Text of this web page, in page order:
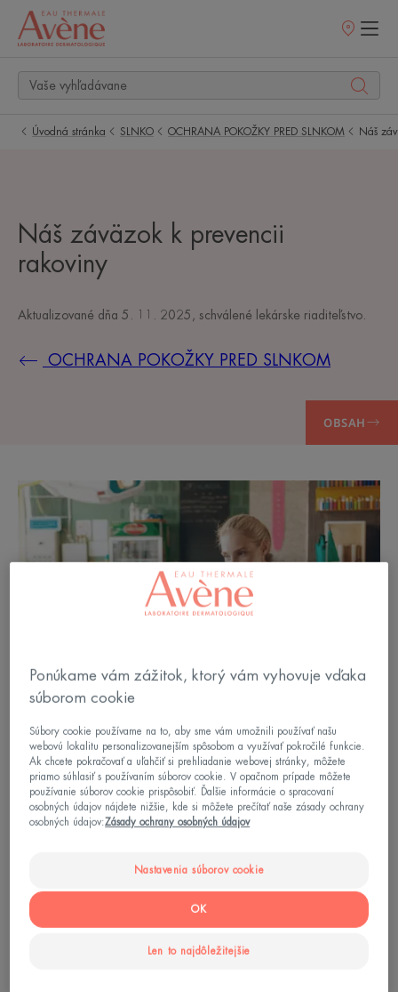
Predajné
Úvodná stránka SLNKO OCHRANA POKOŽKY PRED SLNKOM Náš
Náš záväzok k prevencii
rakoviny
Aktualizované dňa 5. 11. 2025 , schválené lekárske riaditeľstvo
OCHRANA POKOŽKY PRED SLNKOM
OBSAH
Rakovina kože: skutočný problém
verejného zdravia
Ponúkame vám zážitok, ktorý vám vyhovuje vďaka
súborom cookie
Súbory cookie používame na to, aby sme vám umožnili používať našu
webovú lokalitu personalizovanejším spôsobom a využívať pokročilé funkcie.
Ak chcete pokračovať a uľahčiť si prehliadanie webovej stránky, môžete
priamo súhlasiť s používaním súborov cookie. V opačnom prípade môžete
používanie súborov cookie prispôsobiť. Ďalšie informácie o spracovaní
osobných údajov nájdete nižšie, kde si môžete prečítať naše zásady ochrany
osobných údajov:Zásady ochrany osobných údajov
Nastavenia súborov cookie
Len to najdôležitejšie
OK